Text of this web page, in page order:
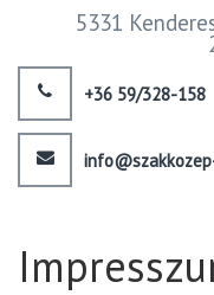
5331
+36 59/328-158